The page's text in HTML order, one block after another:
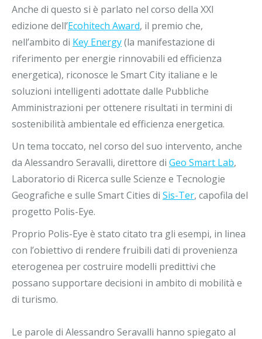
Anche di questo si è parlato nel corso della XXI
edizione dell’Ecohitech Award, il premio che,
nell’ambito di Key Energy(la manifestazione di
riferimento per energie rinnovabili ed efficienza
energetica), riconosce le Smart City italiane e le
soluzioni intelligenti adottate dalle Pubbliche
Amministrazioni per ottenere risultati in termini di
sostenibilità ambientale ed efficienza energetica.
Un tema toccato, nel corso del suo intervento, anche
da Alessandro Seravalli, direttore di Geo Smart Lab,
Laboratorio di Ricerca sulle Scienze e Tecnologie
Geografiche e sulle Smart Cities di Sis-Ter, capofila del
progetto Polis-Eye.
Proprio Polis-Eye è stato citato tra gli esempi, in linea
con l’obiettivo di rendere fruibili dati di provenienza
eterogenea per costruire modelli predittivi che
possano supportare decisioni in ambito di mobilità e
di turismo.
Le parole di Alessandro Seravalli hanno spiegato al